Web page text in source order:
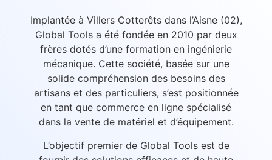
Implantée à Villers Cotterêts dans l’Aisne (02),
Global Tools a été fondée en 2010 par deux
frères dotés d’une formation en ingénierie
mécanique. Cette société, basée sur une
solide compréhension des besoins des
artisans et des particuliers, s’est positionnée
en tant que commerce en ligne spécialisé
dans la vente de matériel et d’équipement.
L’objectif premier de Global Tools est de